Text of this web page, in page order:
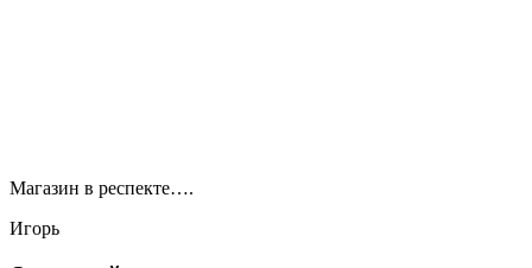
Магазин в респекте….
Игорь